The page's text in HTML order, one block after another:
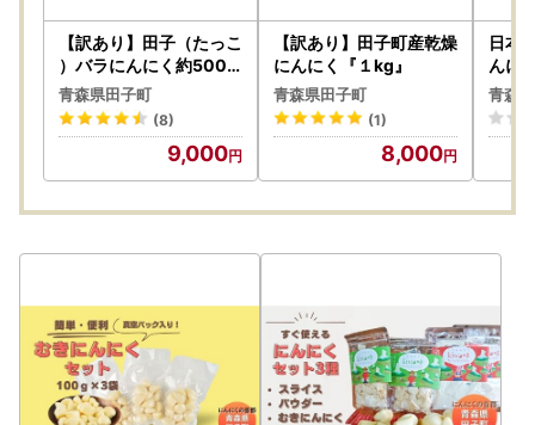
【訳あり】田子（たっこ
）バラにんにく約500g
（青森県田子町産にんに
く中～大粒サイズ混合）
青森県田子町
(8)
9,000
【訳あり】田子町産乾燥
にんにく『１kg』
青森県田子町
(1)
8,000
日本
んに
青森
）
青森